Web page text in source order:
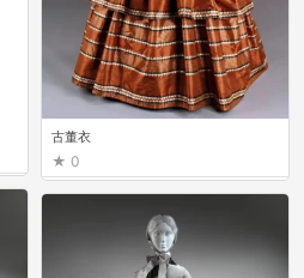
古董衣
0